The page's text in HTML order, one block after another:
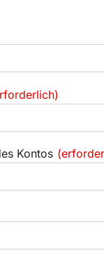
Kontos